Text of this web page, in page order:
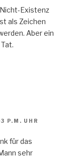
Existenz
als Zeichen
Aber ein
P.M. UHR
für das
sehr